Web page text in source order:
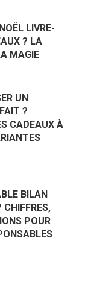
LIVRE-
? LA
MAGIE
UN
?
CADEAUX À
BILAN
CHIFFRES,
POUR